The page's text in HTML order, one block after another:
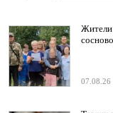
Жители
07.08.26